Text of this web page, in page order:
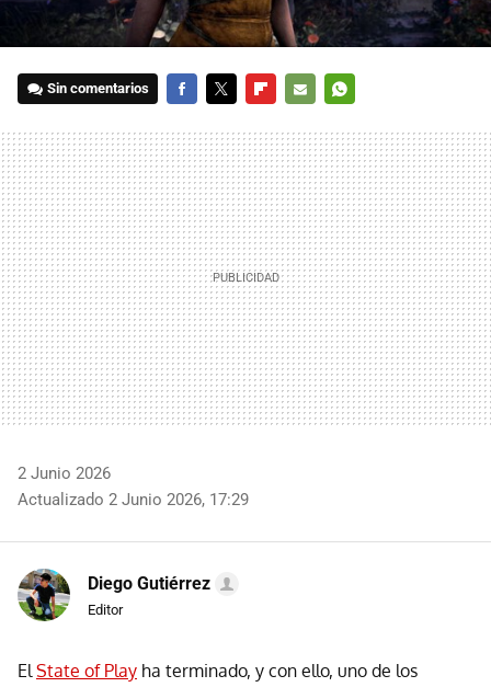
Sin comentarios
MAIL
2 Junio 2026
Actualizado 2 Junio 2026, 17:29
Diego Gutiérrez
Editor
ElState of Play ha terminado, y con ello, uno de los